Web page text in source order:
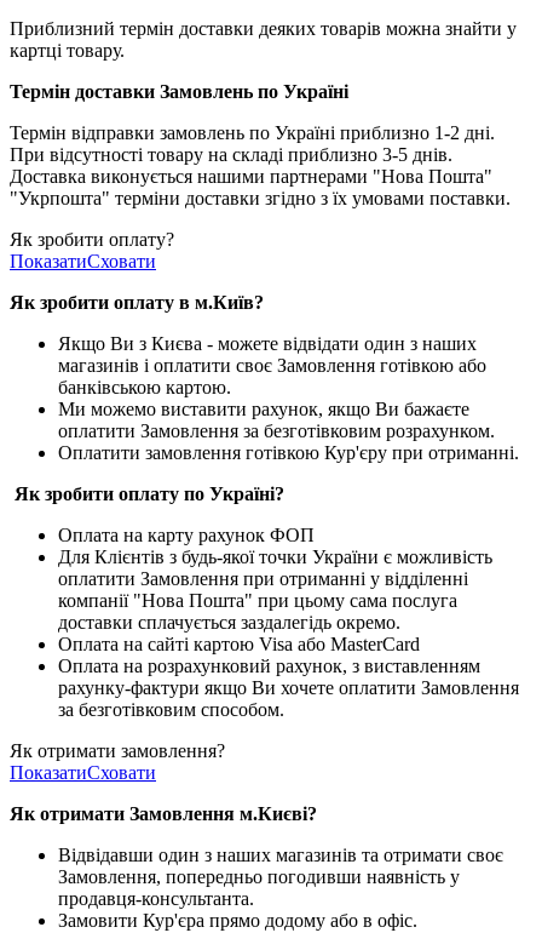
Приблизний термін доставки деяких товарів можна знайти у
картці товару.
Термін доставки Замовлень по Україні
Термін відправки замовлень по Україні приблизно 1-2 дні.
При відсутності товару на складі приблизно 3-5 днів.
Доставка виконується нашими партнерами "Нова Пошта"
"Укрпошта" терміни доставки згідно з їх умовами поставки.
Як зробити оплату?
ПоказатиСховати
Як зробити оплату в м.Київ?
Якщо Ви з Києва - можете відвідати один з наших
магазинів і оплатити своє Замовлення готівкою або
банківською картою.
Ми можемо виставити рахунок, якщо Ви бажаєте
оплатити Замовлення за безготівковим розрахунком.
Оплатити замовлення готівкою Кур'єру при отриманні.
Як зробити оплату по Україні?
Оплата на карту рахунок ФОП
Для Клієнтів з будь-якої точки України є можливість
оплатити Замовлення при отриманні у відділенні
компанії "Нова Пошта" при цьому сама послуга
доставки сплачується заздалегідь окремо.
Оплата на сайті картою Visa або MasterCard
Оплата на розрахунковий рахунок, з виставленням
рахунку-фактури якщо Ви хочете оплатити Замовлення
за безготівковим способом.
Як отримати замовлення?
ПоказатиСховати
Як отримати Замовлення м.Києві?
Відвідавши один з наших магазинів та отримати своє
Замовлення, попередньо погодивши наявність у
продавця-консультанта.
Замовити Кур'єра прямо додому або в офіс.